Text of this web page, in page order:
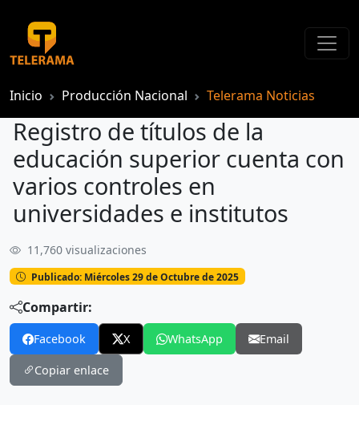
Inicio Producción Nacional Telerama Noticias
Registro de títulos de la
educación superior cuenta con
varios controles en
universidades e institutos
11,760 visualizaciones
Publicado: Miércoles 29 de Octubre de 2025
Compartir:
Facebook X WhatsApp Email
Copiar enlace